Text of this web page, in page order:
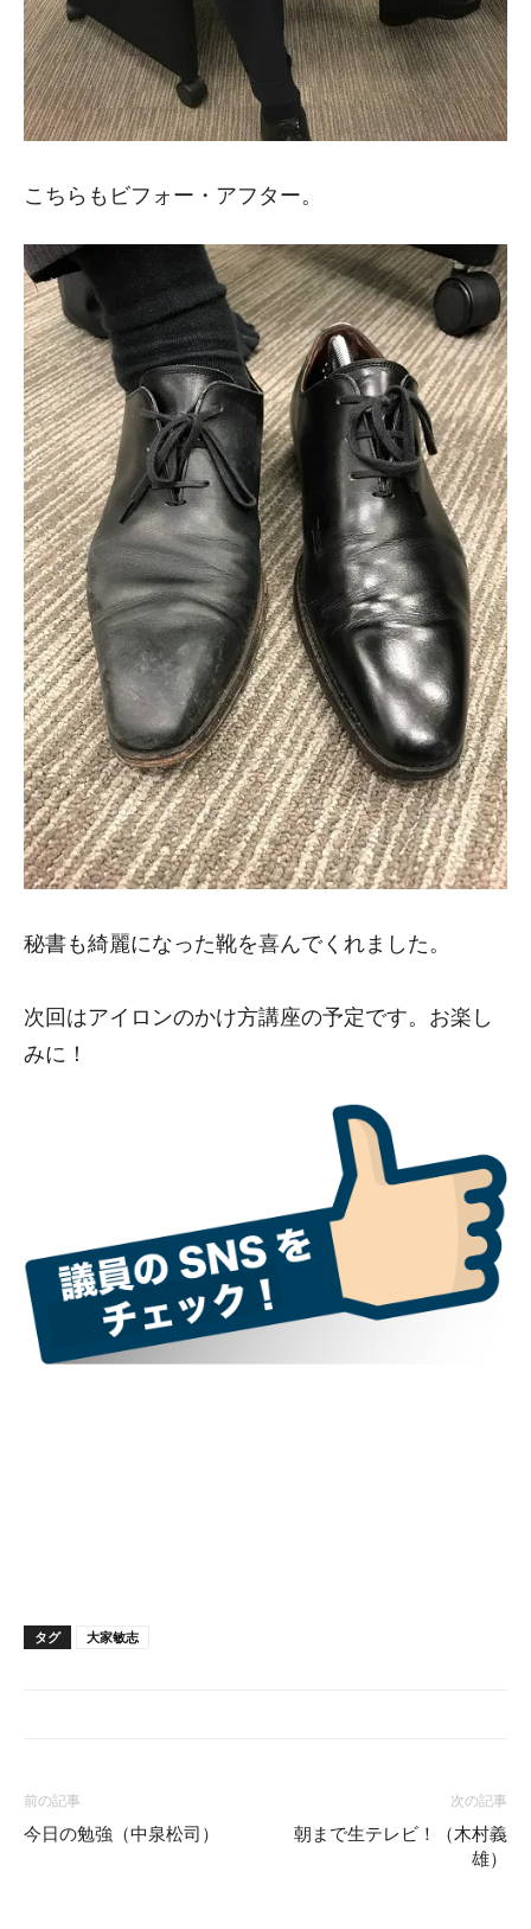
こちらもビフォー・アフター。
秘書も綺麗になった靴を喜んでくれました。
次回はアイロンのかけ方講座の予定です。お楽し
みに！
タグ 大家敏志
前の記事
今日の勉強（中泉松司）
次の記事
朝まで生テレビ！（木村義
雄）